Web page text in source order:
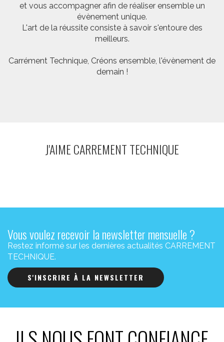
et vous accompagner afin de réaliser ensemble un
évènement unique.
L'art de la réussite consiste à savoir s'entoure des
meilleurs.
Carrément Technique, Créons ensemble, l'évènement de
demain !
J'AIME CARREMENT TECHNIQUE
Vous voulez recevoir la newsletter mensuelle ?
Restez informé sur les dernières actualités CARREMENT
TECHNIQUE.
S'INSCRIRE À LA NEWSLETTER